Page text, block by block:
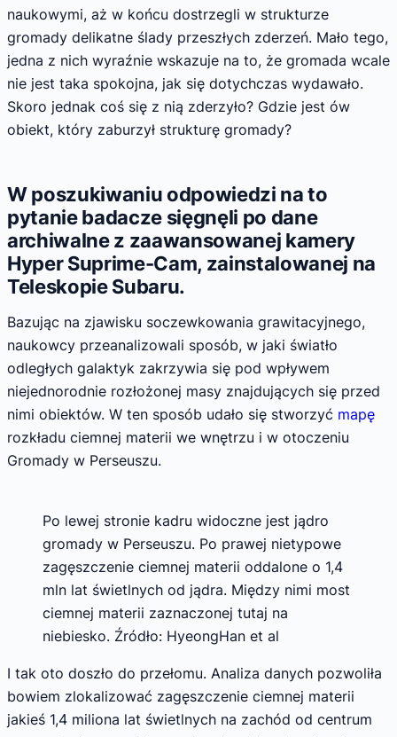
naukowymi, aż w końcu dostrzegli w strukturze
gromady delikatne ślady przeszłych zderzeń. Mało tego,
jedna z nich wyraźnie wskazuje na to, że gromada wcale
nie jest taka spokojna, jak się dotychczas wydawało.
Skoro jednak coś się z nią zderzyło? Gdzie jest ów
obiekt, który zaburzył strukturę gromady?
W poszukiwaniu odpowiedzi na to
pytanie badacze sięgnęli po dane
archiwalne z zaawansowanej kamery
Hyper Suprime-Cam, zainstalowanej na
Teleskopie Subaru.
Bazując na zjawisku soczewkowania grawitacyjnego,
naukowcy przeanalizowali sposób, w jaki światło
odległych galaktyk zakrzywia się pod wpływem
niejednorodnie rozłożonej masy znajdujących się przed
nimi obiektów. W ten sposób udało się stworzyć mapę
rozkładu ciemnej materii we wnętrzu i w otoczeniu
Gromady w Perseuszu.
Po lewej stronie kadru widoczne jest jądro
gromady w Perseuszu. Po prawej nietypowe
zagęszczenie ciemnej materii oddalone o 1,4
mln lat świetlnych od jądra. Między nimi most
ciemnej materii zaznaczonej tutaj na
niebiesko. Źródło: HyeongHan et al
I tak oto doszło do przełomu. Analiza danych pozwoliła
bowiem zlokalizować zagęszczenie ciemnej materii
jakieś 1,4 miliona lat świetlnych na zachód od centrum